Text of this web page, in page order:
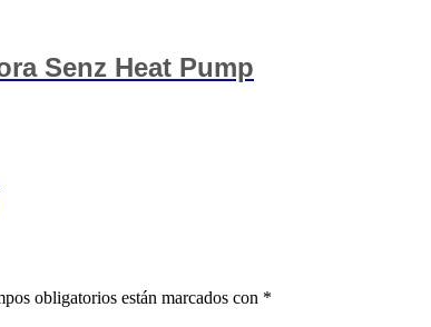
Senz Heat Pump
obligatorios están marcados con *